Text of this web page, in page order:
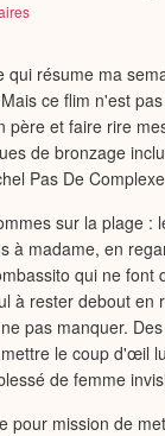
qui résume ma
ce flim n'est
père et faire rire
de bronzage
Pas De
sur la plage
à madame, en
qui ne
à rester debout
pas manquer.
le coup d'œil
de femme
pour mission de